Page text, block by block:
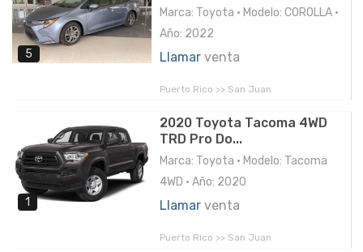
5
Marca: Toyota • Modelo: COROLLA •
Año: 2022
Llamar venta
Puerto Rico >> San Juan
1
2020 Toyota Tacoma 4WD
TRD Pro Do...
Marca: Toyota • Modelo: Tacoma
4WD • Año: 2020
Llamar venta
Puerto Rico >> San Juan